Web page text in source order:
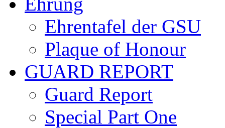
Ehrentafel der GSU
Plaque of Honour
GUARD REPORT
Guard Report
Special Part One